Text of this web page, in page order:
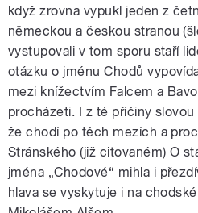
když zrovna vypukl jeden z
německou a českou stranou
vystupovali v tom sporu staří
otázku o jménu Chodů
mezi knížectvím Falcem a
procházeti. I z té příčiny slovou
že chodí po těch mezích a
Stránského (již citovaném) O
jména „Chodové“ mihla i
hlava se vyskytuje i na